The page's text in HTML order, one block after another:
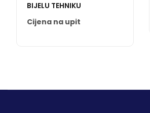
BIJELU TEHNIKU
Cijena na upit